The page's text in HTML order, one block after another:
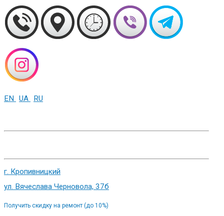
EN UA RU
г. Кропивницкий
ул. Вячеслава Черновола, 37б
Получить скидку на ремонт (до 10%)